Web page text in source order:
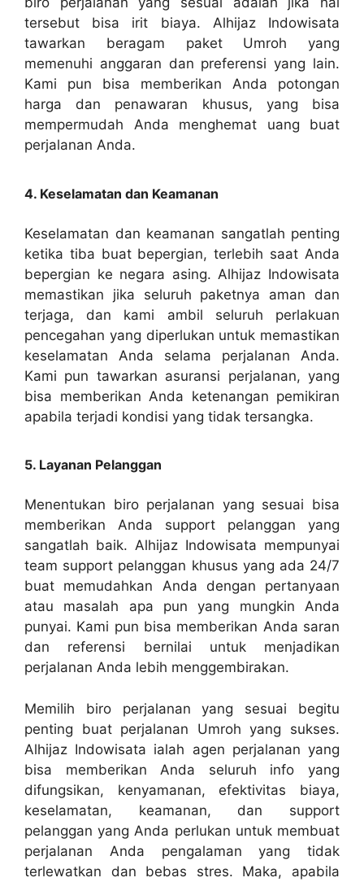
tersebut bisa irit biaya. Alhijaz Indowisata
tawarkan beragam paket Umroh yang
memenuhi anggaran dan preferensi yang lain.
Kami pun bisa memberikan Anda potongan
harga dan penawaran khusus, yang bisa
mempermudah Anda menghemat uang buat
perjalanan Anda.
4. Keselamatan dan Keamanan
Keselamatan dan keamanan sangatlah penting
ketika tiba buat bepergian, terlebih saat Anda
bepergian ke negara asing. Alhijaz Indowisata
memastikan jika seluruh paketnya aman dan
terjaga, dan kami ambil seluruh perlakuan
pencegahan yang diperlukan untuk memastikan
keselamatan Anda selama perjalanan Anda.
Kami pun tawarkan asuransi perjalanan, yang
bisa memberikan Anda ketenangan pemikiran
apabila terjadi kondisi yang tidak tersangka.
5. Layanan Pelanggan
Menentukan biro perjalanan yang sesuai bisa
memberikan Anda support pelanggan yang
sangatlah baik. Alhijaz Indowisata mempunyai
team support pelanggan khusus yang ada 24/7
buat memudahkan Anda dengan pertanyaan
atau masalah apa pun yang mungkin Anda
punyai. Kami pun bisa memberikan Anda saran
dan referensi bernilai untuk menjadikan
perjalanan Anda lebih menggembirakan.
Memilih biro perjalanan yang sesuai begitu
penting buat perjalanan Umroh yang sukses.
Alhijaz Indowisata ialah agen perjalanan yang
bisa memberikan Anda seluruh info yang
difungsikan, kenyamanan, efektivitas biaya,
keselamatan, keamanan, dan support
pelanggan yang Anda perlukan untuk membuat
perjalanan Anda pengalaman yang tidak
terlewatkan dan bebas stres. Maka, apabila